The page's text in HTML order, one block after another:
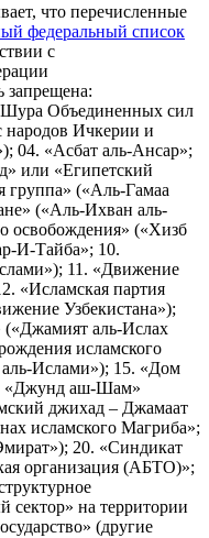
что перечисленные
федеральный список
с
запрещена:
Объединенных сил
народов Ичкерии и
04. «Асбат аль-Ансар»;
или «Египетский
группа» («Аль-Гамаа
(«Аль-Ихван аль-
освобождения» («Хизб
И-Тайба»; 10.
11. «Движение
партия
Узбекистана»);
аль-Ислах
исламского
Ислами»); 15. «Дом
«Джунд аш-Шам»
джихад – Джамаат
исламского Магриба»;
20. «Синдикат
организация (АБТО)»;
сектор» на территории
(другие